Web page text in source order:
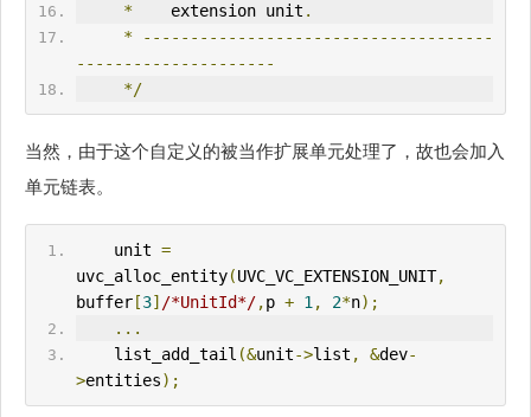
*
    extension unit
.
*
-------------------------------------
---------------------
*/
当然，由于这个自定义的被当作扩展单元处理了，故也会加入
单元链表。
    unit
=
uvc_alloc_entity(UVC_VC_EXTENSION_UNIT,
buffer[3] /*UnitId*/,p + 1, 2*n);
...
    list_add_tail
(&unit->list , &dev-
>entities);